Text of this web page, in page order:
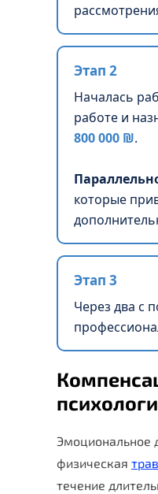
Этап 2
Началась
работе и
800 000 ₪.
которые
Этап 3
Через два с
Эмоциональное
физическая
течение